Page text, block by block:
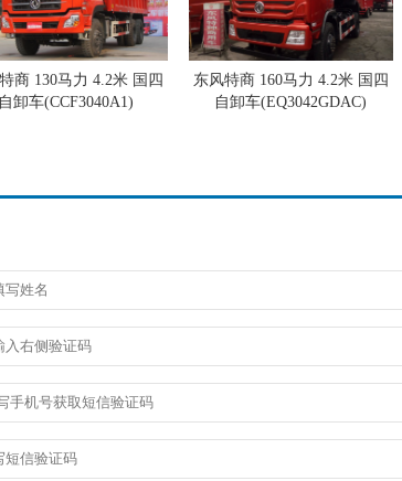
商 130马力 4.2米 国四
自卸车(CCF3040A1)
东风特商 160马力 4.2米 国四
自卸车(EQ3042GDAC)